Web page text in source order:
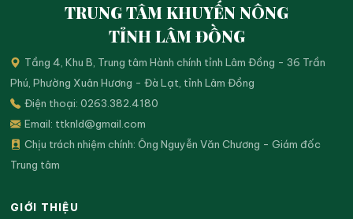
TRUNG TÂM KHUYẾN NÔNG
TỈNH LÂM ĐỒNG
Tầng 4, Khu B, Trung tâm Hành chính tỉnh Lâm Đồng - 36 Trần
Phú, Phường Xuân Hương - Đà Lạt, tỉnh Lâm Đồng
Điện thoại: 0263.382.4180
Email: ttknld@gmail.com
Chịu trách nhiệm chính: Ông Nguyễn Văn Chương - Giám đốc
Trung tâm
GIỚI THIỆU